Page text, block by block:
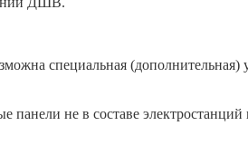
специальная (дополнительная)
не в составе